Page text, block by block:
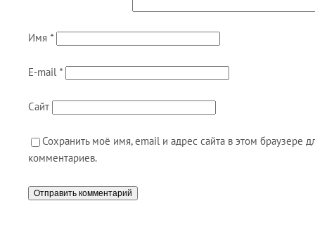
Имя *
E-mail *
Сайт
Сохранить моё имя, email и адрес сайта в этом браузере
комментариев.